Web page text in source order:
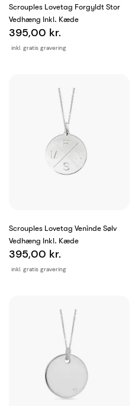
Scrouples Lovetag Forgyldt Stor
Vedhæng Inkl. Kæde
inkl. gratis gravering
395,00 kr.
Scrouples Lovetag Veninde Sølv
Vedhæng Inkl. Kæde
inkl. gratis gravering
395,00 kr.